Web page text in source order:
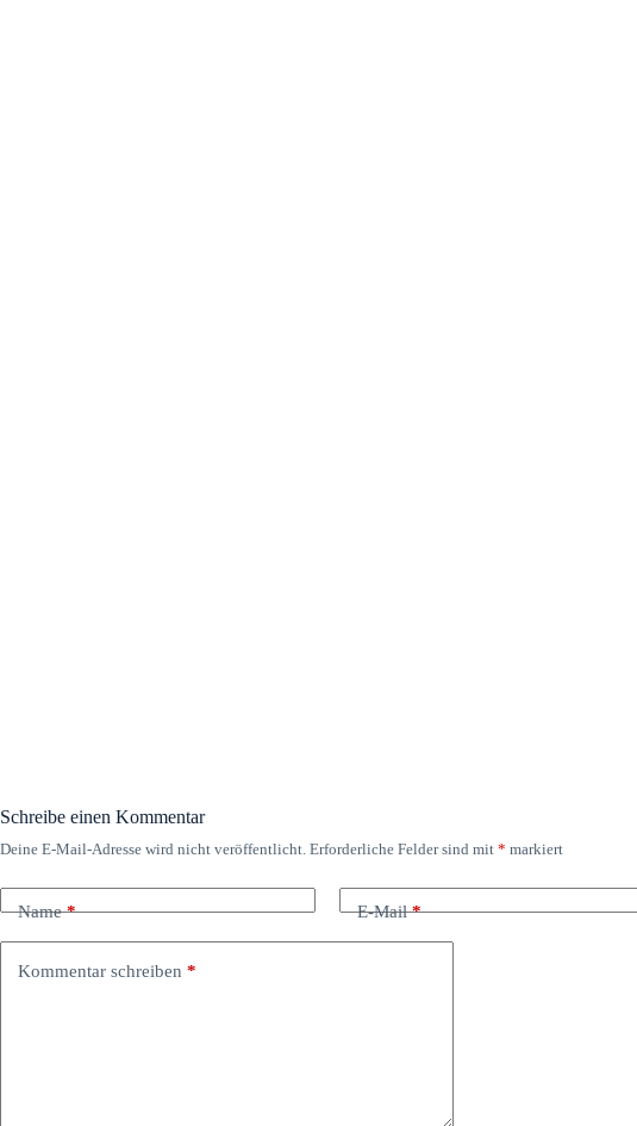
Schreibe einen Kommentar
Deine E-Mail-Adresse wird nicht veröffentlicht. Erforderliche Felder sind mit * markiert
Name* E-Mail*
Kommentar schreiben *